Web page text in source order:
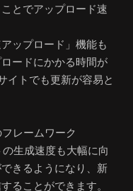
とでアップロード速
ップロード」機能も
ードにかかる時間が
イトでも更新が容易と
レームワーク
生成速度も大幅に向
きるようになり、新
ることができます。